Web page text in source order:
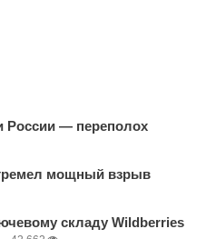
России — переполох
мощный взрыв
складу Wildberries